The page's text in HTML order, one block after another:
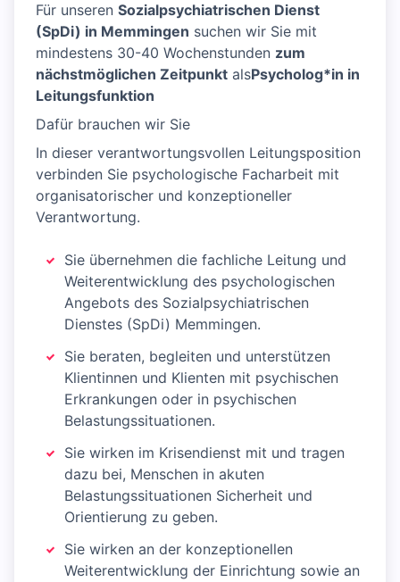
Für unseren Sozialpsychiatrischen Dienst
(SpDi) in Memmingen suchen wir Sie mit
mindestens 30-40 Wochenstunden zum
nächstmöglichen Zeitpunkt alsPsycholog*in in
Leitungsfunktion
Dafür brauchen wir Sie
In dieser verantwortungsvollen Leitungsposition
verbinden Sie psychologische Facharbeit mit
organisatorischer und konzeptioneller
Verantwortung.
Sie übernehmen die fachliche Leitung und
Weiterentwicklung des psychologischen
Angebots des Sozialpsychiatrischen
Dienstes (SpDi) Memmingen.
Sie beraten, begleiten und unterstützen
Klientinnen und Klienten mit psychischen
Erkrankungen oder in psychischen
Belastungssituationen.
Sie wirken im Krisendienst mit und tragen
dazu bei, Menschen in akuten
Belastungssituationen Sicherheit und
Orientierung zu geben.
Sie wirken an der konzeptionellen
Weiterentwicklung der Einrichtung sowie an